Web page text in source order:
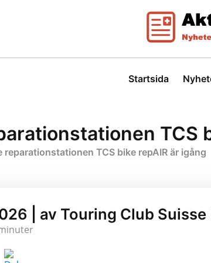
Startsida
TCS
reparationstationen TCS bike repAIR är igång
| av Touring Club Suisse